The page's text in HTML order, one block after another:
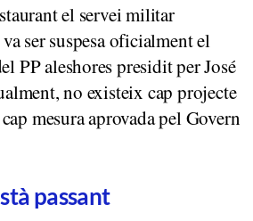
el servei militar
ser suspesa oficialment el
PP aleshores presidit per José
no existeix cap projecte
mesura aprovada pel Govern
passant